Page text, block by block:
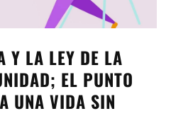
Y LA LEY DE LA
EL PUNTO
UNA VIDA SIN